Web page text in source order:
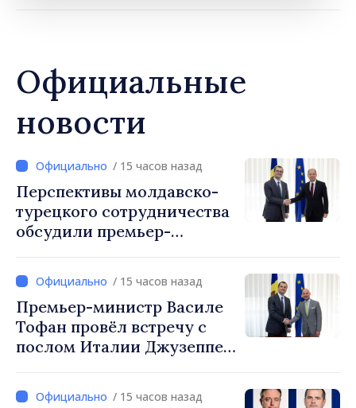
Официальные
новости
/ 15 часов назад
Перспективы молдавско-
турецкого сотрудничества
обсудили премьер-
посол Турции Уйгар
Мустафа Сертел/ 15 часов назад
Премьер-министр Василе
Тофан провёл встречу с
послом Италии Джузеппе
/ 15 часов назад